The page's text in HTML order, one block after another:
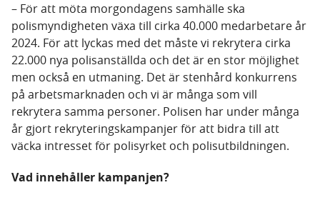
– För att möta morgondagens samhälle ska
polismyndigheten växa till cirka 40.000 medarbetare år
2024. För att lyckas med det måste vi rekrytera cirka
22.000 nya polisanställda och det är en stor möjlighet
men också en utmaning. Det är stenhård konkurrens
på arbetsmarknaden och vi är många som vill
rekrytera samma personer. Polisen har under många
år gjort rekryteringskampanjer för att bidra till att
väcka intresset för polisyrket och polisutbildningen.
Vad innehåller kampanjen?